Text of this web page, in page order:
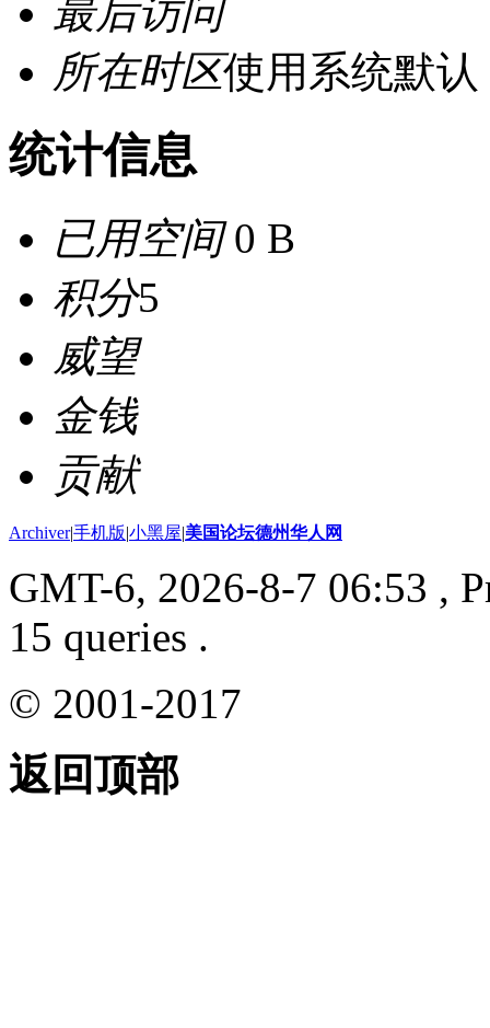
最后访问
所在时区使用系统默认
统计信息
已用空间0 B
积分5
威望
金钱
贡献
Archiver|手机版|小黑屋|美国论坛德州华人网
GMT-6, 2026-8-7 06:53 ,
15 queries .
© 2001-2017
返回顶部